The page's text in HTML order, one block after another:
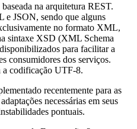
na arquitetura REST.
e JSON, sendo que alguns
no formato XML,
sintaxe XSD (XML Schema
para facilitar a
consumidores dos serviços.
a codificação UTF-8.
recentemente para as
necessárias em seus
pontuais.